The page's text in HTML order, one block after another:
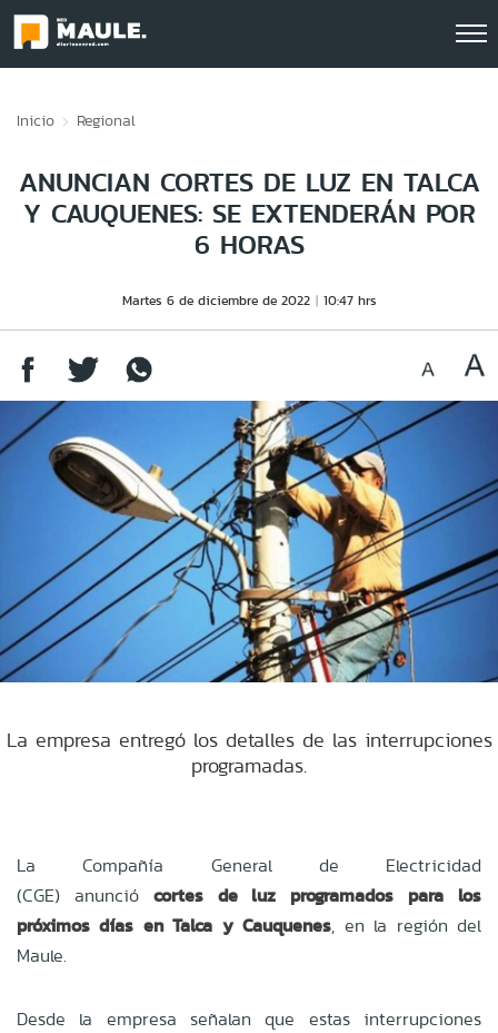
Inicio Regional
ANUNCIAN CORTES DE LUZ EN TALCA
Y CAUQUENES: SE EXTENDERÁN POR
6 HORAS
Martes 6 de diciembre de 2022 10:47 hrs
La empresa entregó los detalles de las interrupciones
programadas.
La Compañía General de Electricidad
(CGE) anunció cortes de luz programados para los
próximos días en Talca y Cauquenes, en la región del
Maule.
Desde la empresa señalan que estas interrupciones